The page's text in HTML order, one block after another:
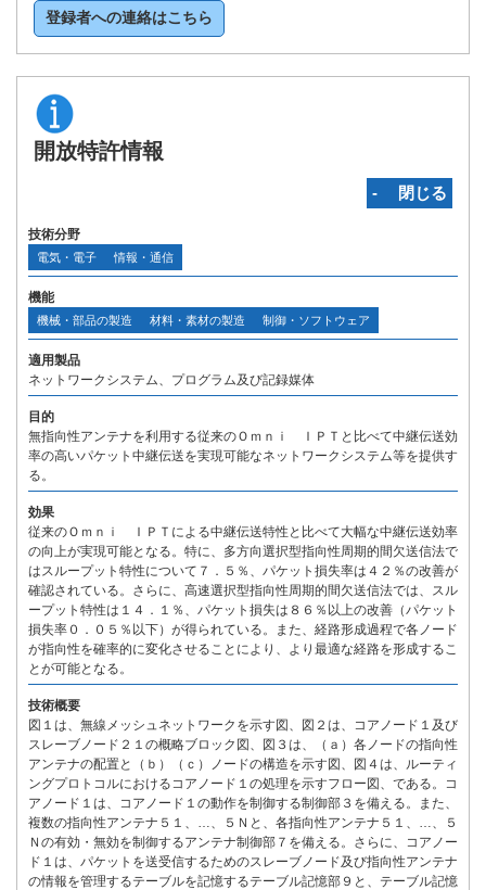
登録者への連絡はこちら
開放特許情報
‐ 閉じる
技術分野
電気・電子 情報・通信
機能
機械・部品の製造 材料・素材の製造 制御・ソフトウェア
適用製品
ネットワークシステム、プログラム及び記録媒体
目的
無指向性アンテナを利用する従来のＯｍｎｉ ＩＰＴと比べて中継伝送効
率の高いパケット中継伝送を実現可能なネットワークシステム等を提供す
る。
効果
従来のＯｍｎｉ ＩＰＴによる中継伝送特性と比べて大幅な中継伝送効率
の向上が実現可能となる。特に、多方向選択型指向性周期的間欠送信法で
はスループット特性について７．５％、パケット損失率は４２％の改善が
確認されている。さらに、高速選択型指向性周期的間欠送信法では、スル
ープット特性は１４．１％、パケット損失は８６％以上の改善（パケット
損失率０．０５％以下）が得られている。また、経路形成過程で各ノード
が指向性を確率的に変化させることにより、より最適な経路を形成するこ
とが可能となる。
技術概要
図１は、無線メッシュネットワークを示す図、図２は、コアノード１及び
スレーブノード２１の概略ブロック図、図３は、（ａ）各ノードの指向性
アンテナの配置と（ｂ）（ｃ）ノードの構造を示す図、図４は、ルーティ
ングプロトコルにおけるコアノード１の処理を示すフロー図、である。コ
アノード１は、コアノード１の動作を制御する制御部３を備える。また、
複数の指向性アンテナ５１、…、５Ｎと、各指向性アンテナ５１、…、５
Ｎの有効・無効を制御するアンテナ制御部７を備える。さらに、コアノー
ド１は、パケットを送受信するためのスレーブノード及び指向性アンテナ
の情報を管理するテーブルを記憶するテーブル記憶部９と、テーブル記憶